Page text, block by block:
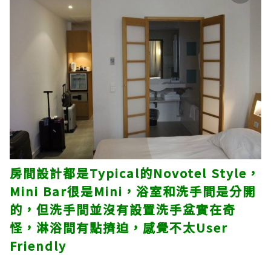
房間設計都是Typical的Novotel Style，
Mini Bar很是Mini，浴室和洗手間是分開
的，但洗手間並沒有設置洗手盆實在奇
怪，淋浴間有點擠迫，感覺不太User
Friendly